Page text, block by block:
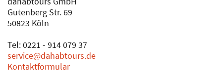
dahabtours GmbH
Gutenberg Str. 69
50823 Köln